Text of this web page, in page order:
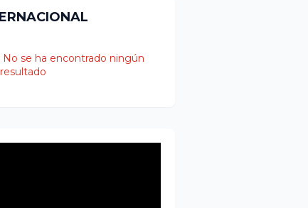
No se ha encontrado ningún
resultado